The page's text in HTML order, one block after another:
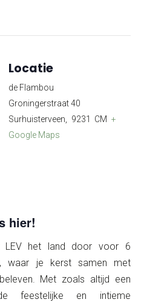
hier!
LEV het land door voor 6
waar je kerst samen met
Met zoals altijd een
feestelijke en intieme
Locatie
de Flambou
Groningerstraat 40
Surhuisterveen
9231 CM +
Google Maps